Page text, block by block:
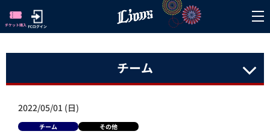
チーム
2022/05/01 (日)
チーム その他